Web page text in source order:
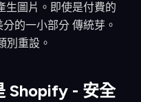
生圖片。即使是付費的
的一小部分 傳統芽。
別重設。
Shopify - 安全